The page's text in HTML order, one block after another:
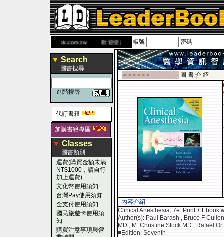
www.leaderbook.com.tw歡迎使用 國民旅遊卡！！
帳號 密碼
▼ Search
圖書搜尋
- 進階搜尋
代訂書籍
加購書籍專區
▼ Classes
圖書類別
運費(購買金額未滿
NT$1000，請自行
加上運費)
文化幣使用須知
台灣Pay使用須知
全支付使用須知
國民旅遊卡使用須
知
購買注意事項與營
-■ ■ ■ ■ ■ ■
圖 書 介 紹
- 內容介紹
Clinical Anesthesia, 7e: Print + Ebook
Author(s): Paul Barash , Bruce F
MD , M. Christine Stock MD , Rafael
■Edition: Seventh